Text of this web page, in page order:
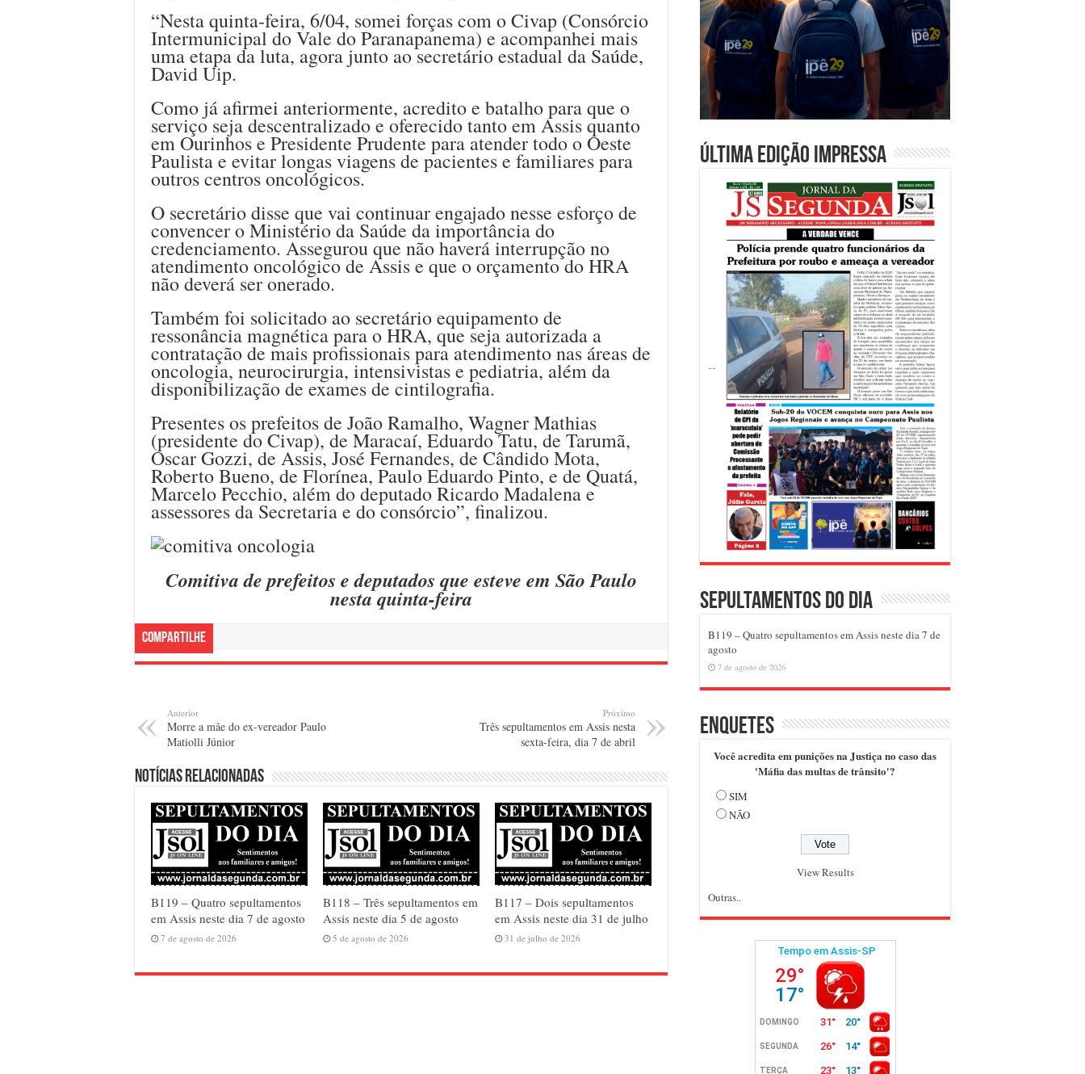
“Nesta quinta-feira, 6/04, somei forças com o Civap (Consórcio
Intermunicipal do Vale do Paranapanema) e acompanhei mais
uma etapa da luta, agora junto ao secretário estadual da Saúde,
David Uip.
Como já afirmei anteriormente, acredito e batalho para que o
serviço seja descentralizado e oferecido tanto em Assis quanto
em Ourinhos e Presidente Prudente para atender todo o Oeste
Paulista e evitar longas viagens de pacientes e familiares para
outros centros oncológicos.
O secretário disse que vai continuar engajado nesse esforço de
convencer o Ministério da Saúde da importância do
credenciamento. Assegurou que não haverá interrupção no
atendimento oncológico de Assis e que o orçamento do HRA
não deverá ser onerado.
Também foi solicitado ao secretário equipamento de
ressonância magnética para o HRA, que seja autorizada a
contratação de mais profissionais para atendimento nas áreas de
oncologia, neurocirurgia, intensivistas e pediatria, além da
disponibilização de exames de cintilografia.
Presentes os prefeitos de João Ramalho, Wagner Mathias
(presidente do Civap), de Maracaí, Eduardo Tatu, de Tarumã,
Oscar Gozzi, de Assis, José Fernandes, de Cândido Mota,
Roberto Bueno, de Florínea, Paulo Eduardo Pinto, e de Quatá,
Marcelo Pecchio, além do deputado Ricardo Madalena e
assessores da Secretaria e do consórcio”, finalizou.
Comitiva de prefeitos e deputados que esteve em São Paulo
nesta quinta-feira
Compartilhe
Anterior
Morre a mãe do ex-vereador Paulo
Matiolli Júnior
Próximo
Três sepultamentos em Assis nesta
sexta-feira, dia 7 de abril
Notícias relacionadas
B119 – Quatro sepultamentos
em Assis neste dia 7 de agosto
7 de agosto de 2026
B118 – Três sepultamentos em
Assis neste dia 5 de agosto
5 de agosto de 2026
B117 – Dois sepultamentos
em Assis neste dia 31 de julho
31 de julho de 2026
Última edição impressa
Sepultamentos do dia
B119 – Quatro sepultamentos em Assis neste dia 7 de
agosto
7 de agosto de 2026
Enquetes
Você acredita em punições na Justiça no caso das
'Máfia das multas de trânsito'?
SIM
NÃO
View Results
Outras..